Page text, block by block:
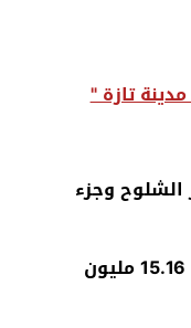
تازة "
وجزء
: 15.16 مليون